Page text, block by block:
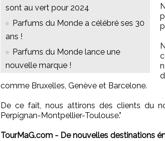
sont au vert pour 2024
Parfums du Monde a célébré ses 30
ans !
Parfums du Monde lance une
nouvelle marque !
comme Bruxelles, Genève et Barcelone.
De ce fait, nous attirons des clients du
Perpignan-Montpellier-Toulouse."
TourMaG.com - De nouvelles destinations